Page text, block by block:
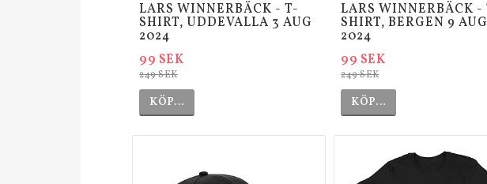
LARS WINNERBÄCK - T-
SHIRT, UDDEVALLA 3 AUG
2024
249 SEK
99 SEK
KÖP…
LARS WINNERBÄCK -
SHIRT, BERGEN 9 AUG
2024
249 SEK
99 SEK
KÖP…